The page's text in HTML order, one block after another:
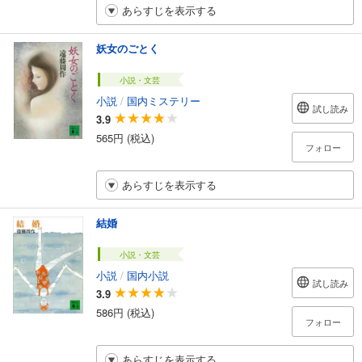
あらすじを表示する
妖女のごとく
小説・文芸
小説 / 国内ミステリー
3.9
565円 (税込)
試し読み
フォロー
あらすじを表示する
結婚
小説・文芸
小説 / 国内小説
3.9
586円 (税込)
試し読み
フォロー